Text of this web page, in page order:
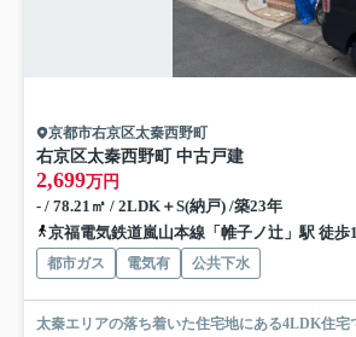
京都市右京区太秦西野町
右京区太秦西野町 中古戸建
2,699万円
- / 78.21㎡ / 2LDK＋S(納戸) /築23年
京福電気鉄道嵐山本線「帷子ノ辻」駅 徒歩
都市ガス 電気有 公共下水
太秦エリアの落ち着いた住宅地にある4LDK住宅